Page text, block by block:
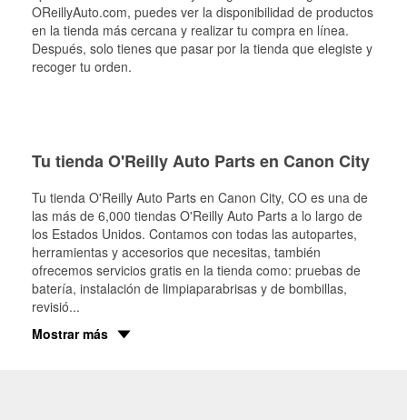
OReillyAuto.com, puedes ver la disponibilidad de productos
en la tienda más cercana y realizar tu compra en línea.
Después, solo tienes que pasar por la tienda que elegiste y
recoger tu orden.
Tu tienda O'Reilly Auto Parts en Canon City
Tu tienda O'Reilly Auto Parts en Canon City, CO es una de
las más de 6,000 tiendas O'Reilly Auto Parts a lo largo de
los Estados Unidos. Contamos con todas las autopartes,
herramientas y accesorios que necesitas, también
ofrecemos servicios gratis en la tienda como: pruebas de
batería, instalación de limpiaparabrisas y de bombillas,
revisió...
Mostrar más